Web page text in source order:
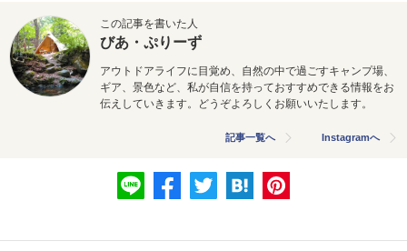
この記事を書いた人
びあ・ぷりーず
アウトドアライフに目覚め、自然の中で過ごすキャンプ場、
ギア、景色など、私が自信を持っておすすめできる情報をお
伝えしていきます。どうぞよろしくお願いいたします。
記事一覧へ Instagramへ